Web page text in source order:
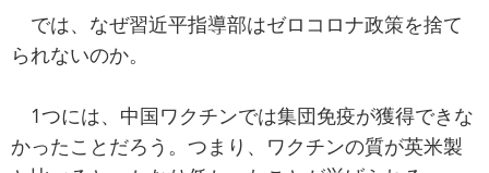
では、なぜ習近平指導部はゼロコロナ政策を捨て
られないのか。
1つには、中国ワクチンでは集団免疫が獲得できな
かったことだろう。つまり、ワクチンの質が英米製